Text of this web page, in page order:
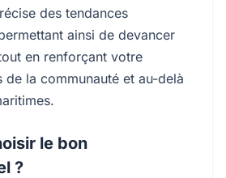
des tendances
ainsi de devancer
en renforçant votre
de la communauté et au-delà
le bon
?